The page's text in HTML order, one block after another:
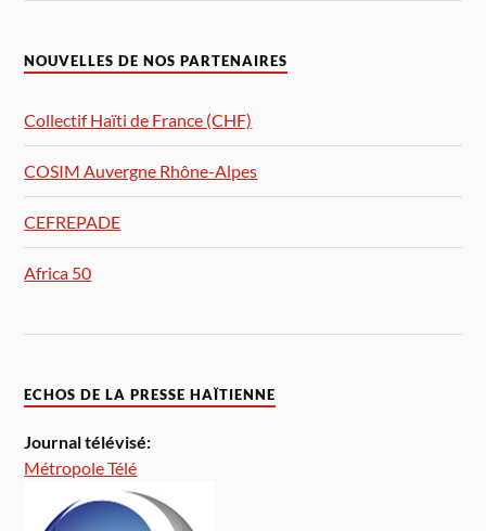
NOUVELLES DE NOS PARTENAIRES
Collectif Haïti de France (CHF)
COSIM Auvergne Rhône-Alpes
CEFREPADE
Africa 50
ECHOS DE LA PRESSE HAÏTIENNE
Journal télévisé:
Métropole Télé